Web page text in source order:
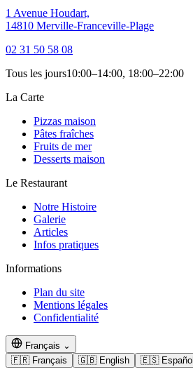
1 Avenue Houdart,
14810 Merville-Franceville-Plage
02 31 50 58 08
Tous les jours10:00–14:00, 18:00–22:00
La Carte
Pizzas maison
Pâtes fraîches
Fruits de mer
Desserts maison
Le Restaurant
Notre Histoire
Galerie
Articles
Infos pratiques
Informations
Plan du site
Mentions légales
Confidentialité
Français ⌄
🇫🇷 Français 🇬🇧 English 🇪🇸 Español